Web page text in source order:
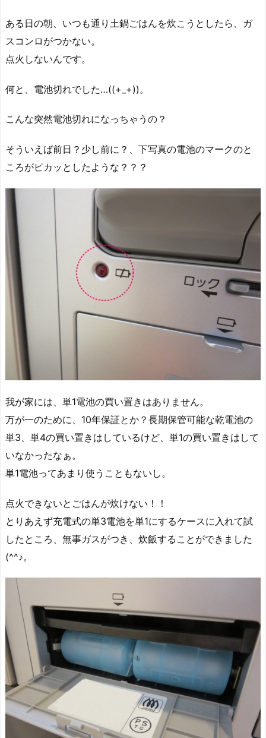
ある日の朝、いつも通り土鍋ごはんを炊こうとしたら、ガ
スコンロがつかない。
点火しないんです。
何と、電池切れでした…((+_+))。
こんな突然電池切れになっちゃうの？
そういえば前日？少し前に？、下写真の電池のマークのと
ころがピカッとしたような？？？
我が家には、単1電池の買い置きはありません。
万が一のために、10年保証とか？長期保管可能な乾電池の
単3、単4の買い置きはしているけど、単1の買い置きはして
いなかったなぁ。
単1電池ってあまり使うこともないし。
点火できないとごはんが炊けない！！
とりあえず充電式の単3電池を単1にするケースに入れて試
したところ、無事ガスがつき、炊飯することができました
(^^♪。